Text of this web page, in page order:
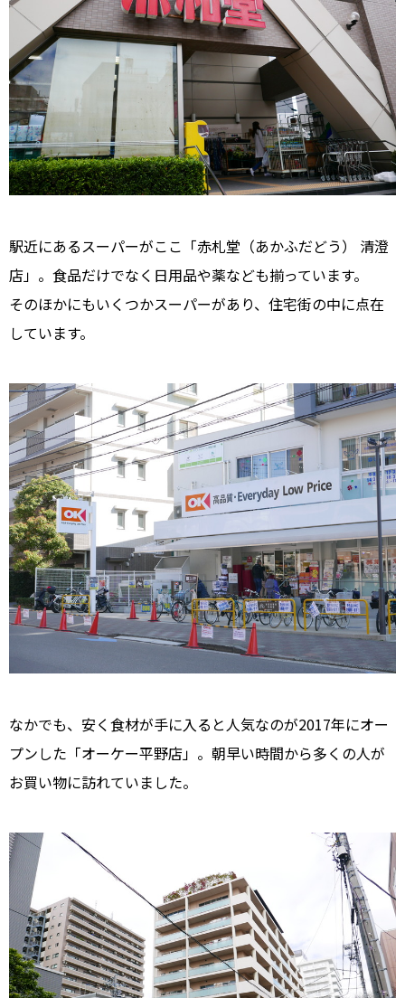
駅近にあるスーパーがここ「赤札堂（あかふだどう） 清澄
店」。食品だけでなく日用品や薬なども揃っています。
そのほかにもいくつかスーパーがあり、住宅街の中に点在
しています。
なかでも、安く食材が手に入ると人気なのが2017年にオー
プンした「オーケー平野店」。朝早い時間から多くの人が
お買い物に訪れていました。